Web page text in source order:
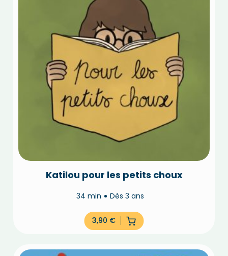
Katilou pour les petits choux
34 min Dès 3 ans
3,90 €